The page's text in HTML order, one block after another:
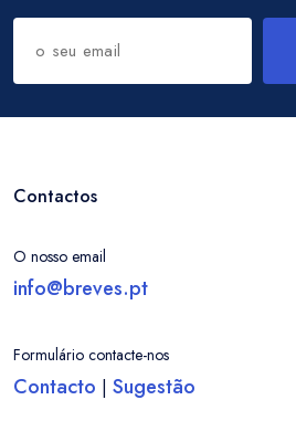
Contactos
O nosso email
info@breves.pt
Formulário contacte-nos
Contacto | Sugestão